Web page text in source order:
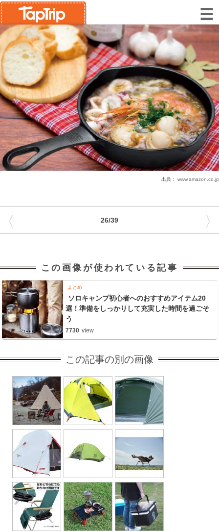
出典： www.amazon.co.jp
26/39
〈 〉
この画像が使われている記事
まとめ
ソロキャンプ初心者へのおすすめアイテム20
選！準備をしっかりして充実した時間を過ごそ
う
7730 view
この記事の別の画像